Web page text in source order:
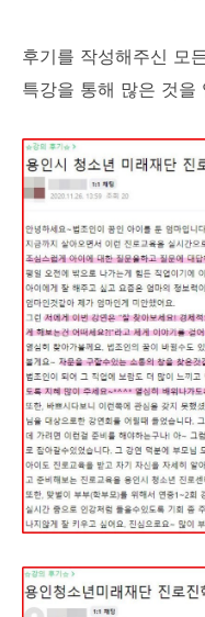
후기를 작성해주신 모
특강을 통해 많은 것을